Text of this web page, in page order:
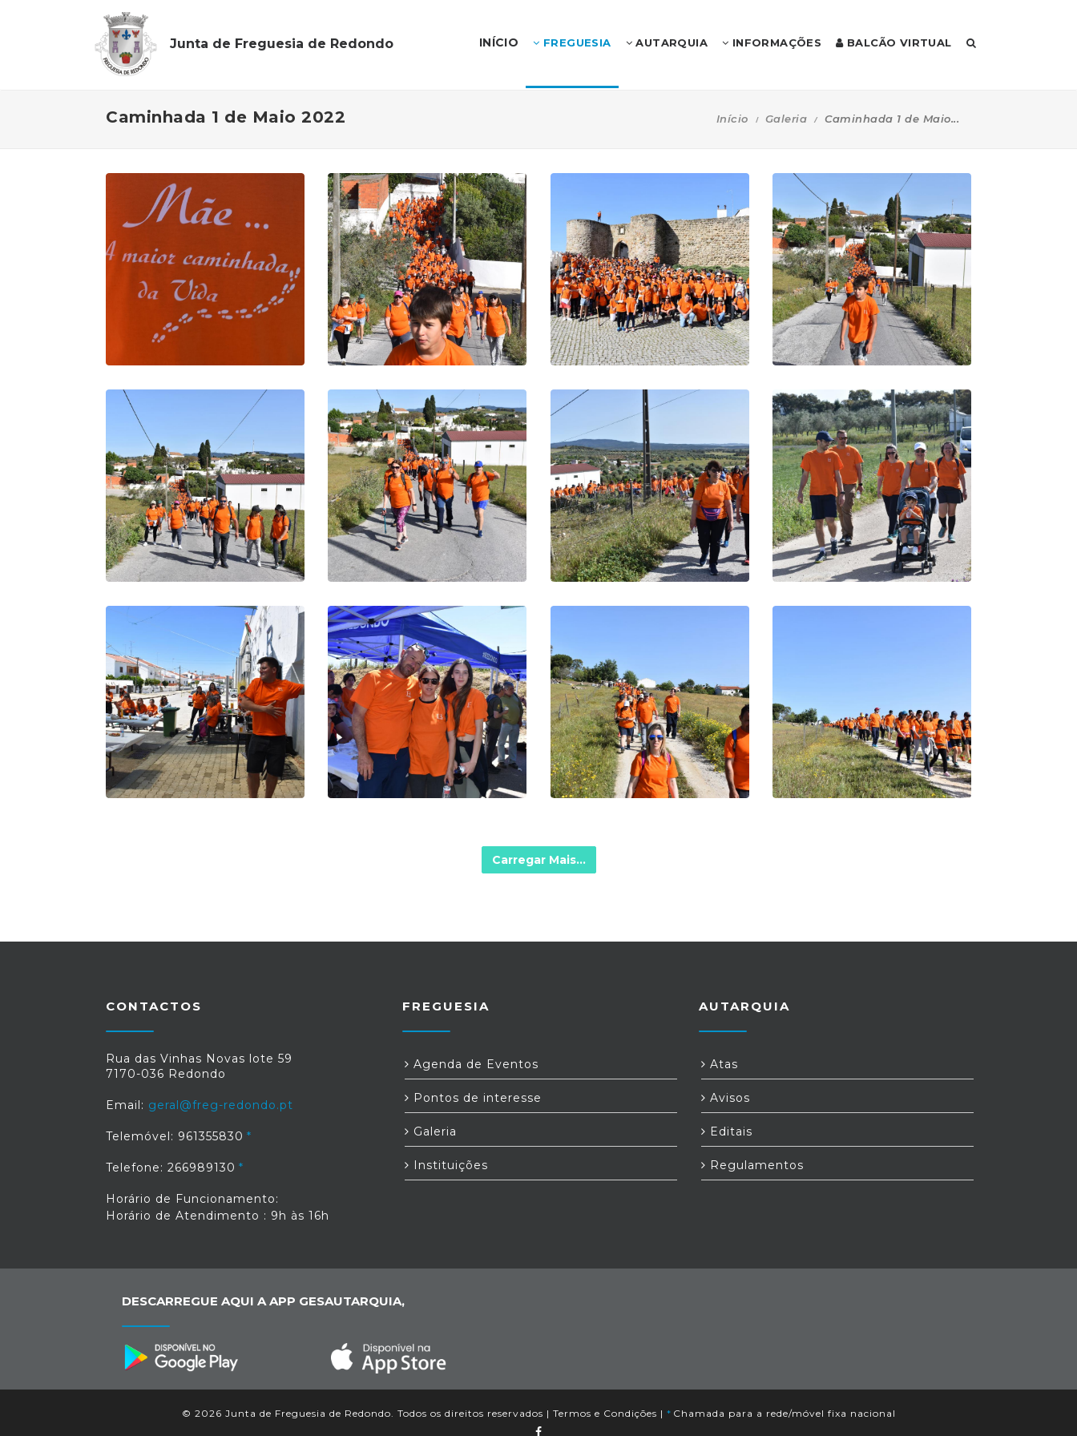
Junta de Freguesia de Redondo INÍCIO FREGUESIA AUTARQUIA INFORMAÇÕES BALCÃO VIRTUAL
Caminhada 1 de Maio 2022 Início Galeria Caminhada 1 de Maio...
Carregar Mais...
CONTACTOS
Rua das Vinhas Novas lote 59
7170-036 Redondo
Email: geral@freg-redondo.pt
Telemóvel: 961355830
Telefone: 266989130
Horário de Funcionamento:
Horário de Atendimento : 9h às 16h
FREGUESIA
Agenda de Eventos
Pontos de interesse
Galeria
Instituições
AUTARQUIA
Atas
Avisos
Editais
Regulamentos
DESCARREGUE AQUI A APP GESAUTARQUIA,
© 2026 Junta de Freguesia de Redondo. Todos os direitos reservados | Termos e Condições | * Chamada para a rede/móvel fixa nacional